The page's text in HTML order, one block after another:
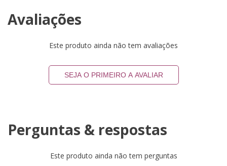
Avaliações
Este produto ainda não tem avaliações
SEJA O PRIMEIRO A AVALIAR
Perguntas & respostas
Este produto ainda não tem perguntas